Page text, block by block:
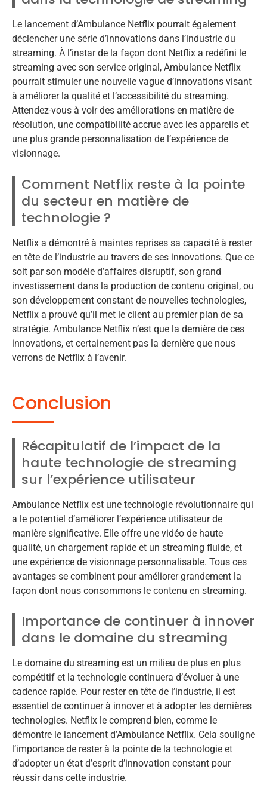
Le lancement d’Ambulance Netflix pourrait également
déclencher une série d’innovations dans l’industrie du
streaming. À l’instar de la façon dont Netflix a redéfini le
streaming avec son service original, Ambulance Netflix
pourrait stimuler une nouvelle vague d’innovations visant
à améliorer la qualité et l’accessibilité du streaming.
Attendez-vous à voir des améliorations en matière de
résolution, une compatibilité accrue avec les appareils et
une plus grande personnalisation de l’expérience de
visionnage.
Comment Netflix reste à la pointe
du secteur en matière de
technologie ?
Netflix a démontré à maintes reprises sa capacité à rester
en tête de l’industrie au travers de ses innovations. Que ce
soit par son modèle d’affaires disruptif, son grand
investissement dans la production de contenu original, ou
son développement constant de nouvelles technologies,
Netflix a prouvé qu’il met le client au premier plan de sa
stratégie. Ambulance Netflix n’est que la dernière de ces
innovations, et certainement pas la dernière que nous
verrons de Netflix à l’avenir.
Conclusion
Récapitulatif de l’impact de la
haute technologie de streaming
sur l’expérience utilisateur
Ambulance Netflix est une technologie révolutionnaire qui
a le potentiel d’améliorer l’expérience utilisateur de
manière significative. Elle offre une vidéo de haute
qualité, un chargement rapide et un streaming fluide, et
une expérience de visionnage personnalisable. Tous ces
avantages se combinent pour améliorer grandement la
façon dont nous consommons le contenu en streaming.
Importance de continuer à innover
dans le domaine du streaming
Le domaine du streaming est un milieu de plus en plus
compétitif et la technologie continuera d’évoluer à une
cadence rapide. Pour rester en tête de l’industrie, il est
essentiel de continuer à innover et à adopter les dernières
technologies. Netflix le comprend bien, comme le
démontre le lancement d’Ambulance Netflix. Cela souligne
l’importance de rester à la pointe de la technologie et
d’adopter un état d’esprit d’innovation constant pour
réussir dans cette industrie.